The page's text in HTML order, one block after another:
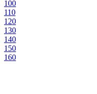
100
110
120
130
140
150
160